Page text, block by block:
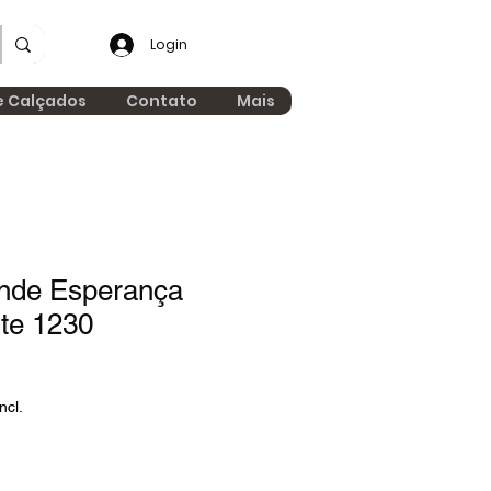
Login
Calçados Contato Mais
Esperança
1230